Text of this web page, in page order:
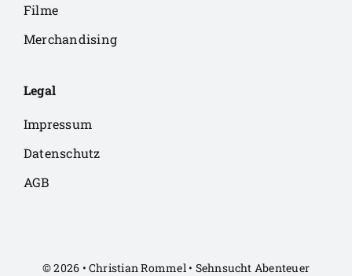
Filme
Merchandising
Legal
Impressum
Datenschutz
AGB
© 2026 • Christian Rommel • Sehnsucht Abenteuer